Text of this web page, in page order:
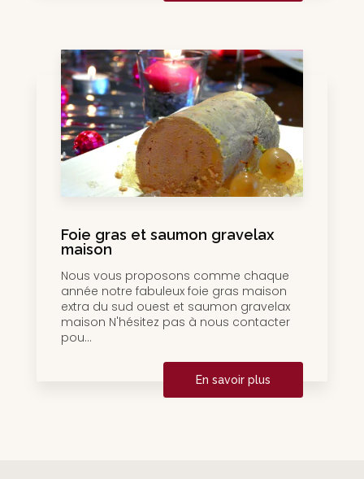
Foie gras et saumon gravelax
maison
Nous vous proposons comme chaque
année notre fabuleux foie gras maison
extra du sud ouest et saumon gravelax
maison N'hésitez pas à nous contacter
pou...
En savoir plus